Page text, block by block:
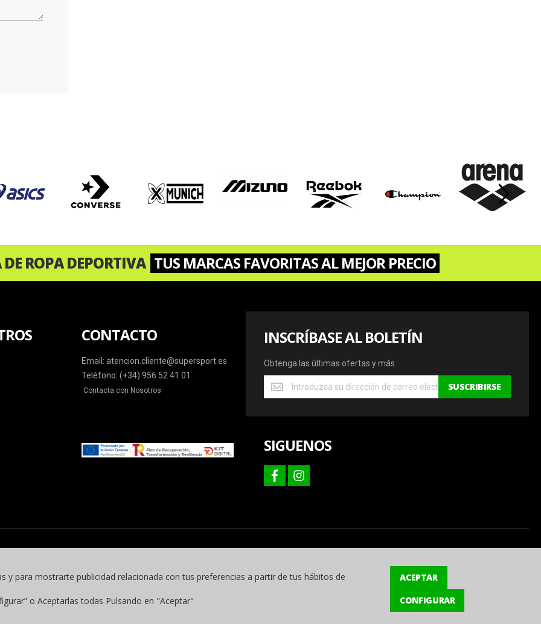
›
ROPA DEPORTIVA TUS MARCAS FAVORITAS AL MEJOR PRECIO
INSCRÍBASE AL BOLETÍN
Obtenga las últimas ofertas y más
Obtenga
las
ofertas
más
SUSCRIBIRSE
SIGUENOS
facebookinstagram
CONTACTO
Email: atencion.cliente@supersport.es
Teléfono: (+34) 956 52 41 01
Contacta con Nosotros
y para mostrarte publicidad relacionada con tus preferencias a partir de tus hábitos de
o Aceptarlas todas Pulsando en "Aceptar"
ACEPTAR
CONFIGURAR